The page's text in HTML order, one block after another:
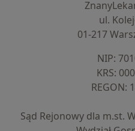
ul.
01-217
NIP:
KRS:
REGON:
Sąd Rejonowy dla m.st.